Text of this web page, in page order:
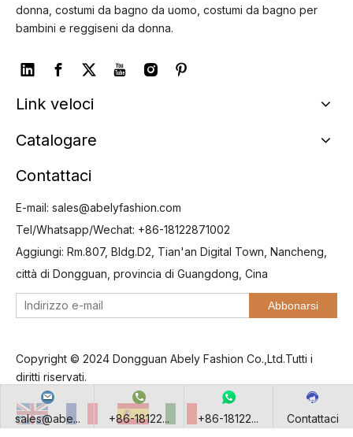
donna, costumi da bagno da uomo, costumi da bagno per
bambini e reggiseni da donna.
Link veloci
Catalogare
Contattaci
sales@abe... +86-18122... +86-18122... Contattaci
E-mail: sales@abelyfashion.com
Tel/Whatsapp/Wechat: +86-18122871002
Aggiungi: Rm.807, Bldg.D2, Tian'an Digital Town, Nancheng,
città di Dongguan, provincia di Guangdong, Cina
Abbonarsi
Copyright © 2024 Dongguan Abely Fashion Co.,Ltd.Tutti i
diritti riservati.